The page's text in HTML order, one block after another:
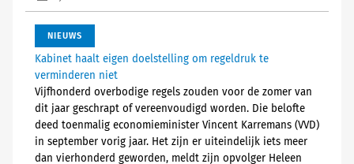
NIEUWS
Kabinet haalt eigen doelstelling om regeldruk te
verminderen niet
Vijfhonderd overbodige regels zouden voor de zomer van
dit jaar geschrapt of vereenvoudigd worden. Die belofte
deed toenmalig economieminister Vincent Karremans (VVD)
in september vorig jaar. Het zijn er uiteindelijk iets meer
dan vierhonderd geworden, meldt zijn opvolger Heleen